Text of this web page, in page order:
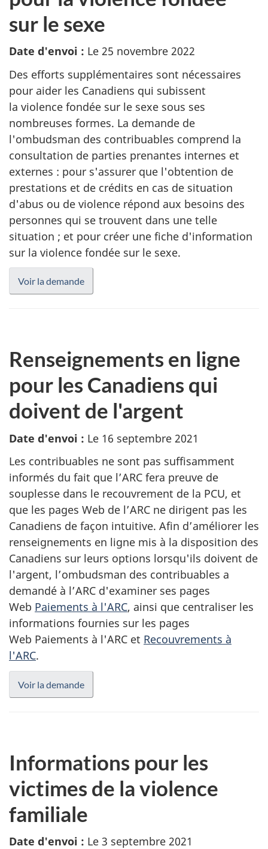
sur le sexe
Date d'envoi : Le 25 novembre 2022
Des efforts supplémentaires sont nécessaires
pour aider les Canadiens qui subissent
la violence fondée sur le sexe sous ses
nombreuses formes. La demande de
l'ombudsman des contribuables comprend la
consultation de parties prenantes internes et
externes : pour s'assurer que l'obtention de
prestations et de crédits en cas de situation
d'abus ou de violence répond aux besoins des
personnes qui se trouvent dans une telle
situation ; et pour créer une fiche d'information
sur la violence fondée sur le sexe.
Voir la demande
Renseignements en ligne
pour les Canadiens qui
doivent de l'argent
Date d'envoi : Le 16 septembre 2021
Les contribuables ne sont pas suffisamment
informés du fait que l’ARC fera preuve de
souplesse dans le recouvrement de la PCU, et
que les pages Web de l’ARC ne dirigent pas les
Canadiens de façon intuitive. Afin d’améliorer les
renseignements en ligne mis à la disposition des
Canadiens sur leurs options lorsqu'ils doivent de
l'argent, l’ombudsman des contribuables a
demandé à l’ARC d'examiner ses pages
Web Paiements à l'ARC, ainsi que centraliser les
informations fournies sur les pages
Web Paiements à l'ARC et Recouvrements à
l'ARC.
Voir la demande
Informations pour les
victimes de la violence
familiale
Date d'envoi : Le 3 septembre 2021